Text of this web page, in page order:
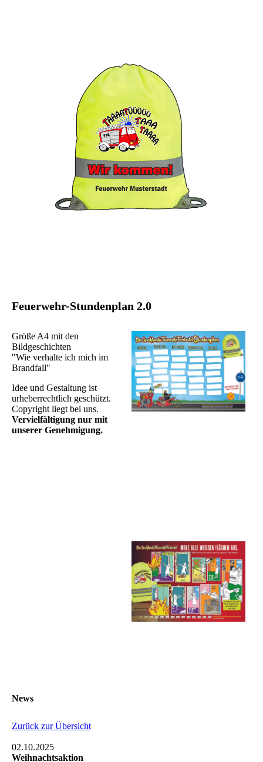
Feuerwehr-Stundenplan 2.0
Größe A4 mit den
Bildgeschichten
"Wie verhalte ich mich im
Brandfall"
Idee und Gestaltung ist
urheberrechtlich geschützt.
Copyright liegt bei uns.
Vervielfältigung nur mit
unserer Genehmigung.
News
Zurück zur Übersicht
02.10.2025
Weihnachtsaktion